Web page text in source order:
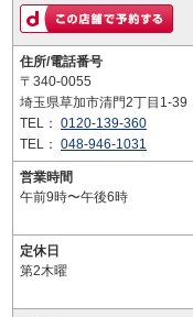
住所/電話番号
〒340-0055
埼玉県草加市清門2丁目1-39
TEL： 0120-139-360
TEL： 048-946-1031
営業時間
午前9時〜午後6時
定休日
第2木曜